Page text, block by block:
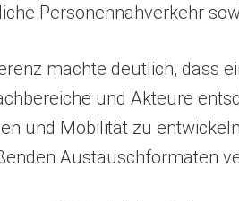
Personennahverkehr
machte deutlich, dass
und Akteure
und Mobilität zu
Austauschformaten